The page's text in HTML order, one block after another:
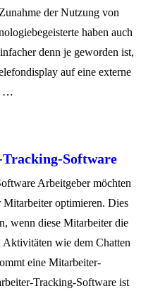
der Nutzung von
haben auch
denn je geworden ist,
auf eine externe
…
Software
Arbeitgeber möchten
optimieren. Dies
wenn diese Mitarbeiter die
Aktivitäten wie dem Chatten
eine Mitarbeiter-
Tracking-Software ist